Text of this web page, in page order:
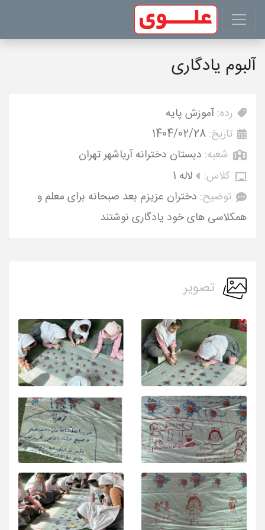
آلبوم یادگاری
رده: آموزش پایه
تاریخ: 1404/02/28
شعبه: دبستان دخترانه آریاشهر تهران
کلاس:
لاله 1
توضیح: دختران عزیزم بعد صبحانه برای معلم و
همکلاسی های خود یادگاری نوشتند
تصویر